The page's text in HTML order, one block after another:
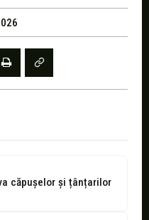
căpușelor și țânțarilor